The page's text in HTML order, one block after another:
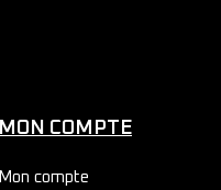
MON COMPTE
Mon compte